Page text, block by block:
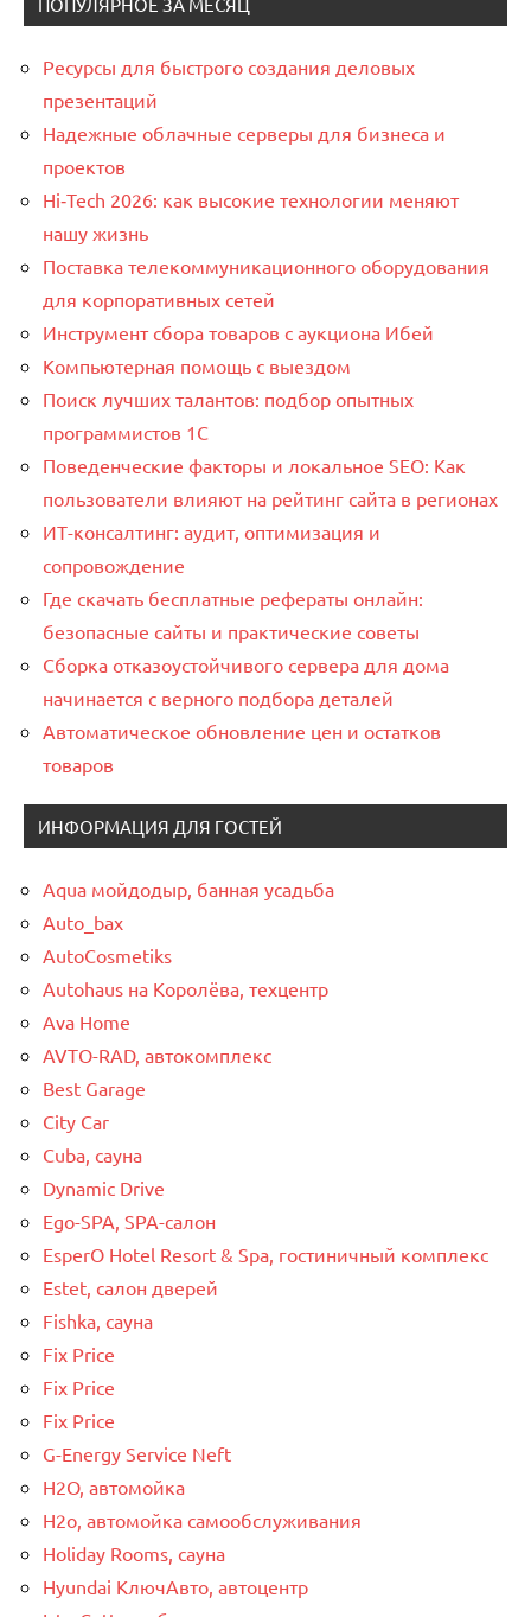
ПОПУЛЯРНОЕ ЗА МЕСЯЦ
Ресурсы для быстрого создания деловых
презентаций
Надежные облачные серверы для бизнеса и
проектов
Hi‑Tech 2026: как высокие технологии меняют
нашу жизнь
Поставка телекоммуникационного оборудования
для корпоративных сетей
Инструмент сбора товаров с аукциона Ибей
Компьютерная помощь с выездом
Поиск лучших талантов: подбор опытных
программистов 1C
Поведенческие факторы и локальное SEO: Как
пользователи влияют на рейтинг сайта в регионах
ИТ-консалтинг: аудит, оптимизация и
сопровождение
Где скачать бесплатные рефераты онлайн:
безопасные сайты и практические советы
Сборка отказоустойчивого сервера для дома
начинается с верного подбора деталей
Автоматическое обновление цен и остатков
товаров
ИНФОРМАЦИЯ ДЛЯ ГОСТЕЙ
Aqua мойдодыр, банная усадьба
Auto_bax
AutoCosmetiks
Autohaus на Королёва, техцентр
Ava Home
AVTO-RAD, автокомплекс
Best Garage
City Car
Cuba, сауна
Dynamic Drive
Ego-SPA, SPA-салон
EsperO Hotel Resort & Spa, гостиничный комплекс
Estet, салон дверей
Fishka, сауна
Fix Price
Fix Price
Fix Price
G-Energy Service Neft
H2O, автомойка
H2o, автомойка самообслуживания
Holiday Rooms, сауна
Hyundai КлючАвто, автоцентр